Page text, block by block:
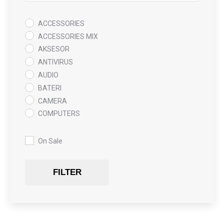
ACCESSORIES
ACCESSORIES MIX
AKSESOR
ANTIVIRUS
AUDIO
BATERI
CAMERA
COMPUTERS
DATA RECOVERY
On Sale
FILTER